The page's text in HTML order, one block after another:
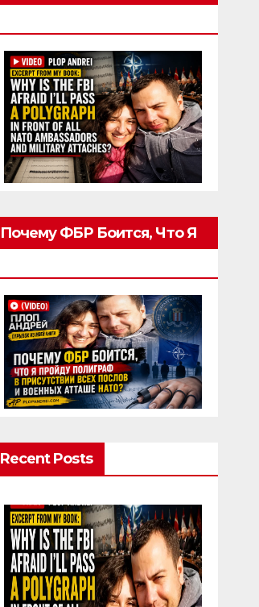
Почему ФБР Боится, Что Я
Recent Posts